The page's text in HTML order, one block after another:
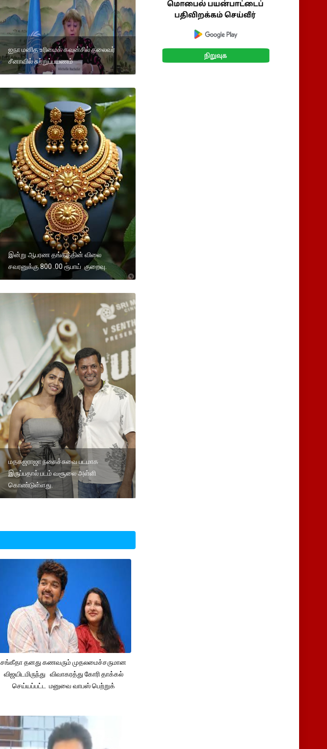
ஐநா மனித உரிமைக் கவுன்சில் தலைவர்
சீனாவில் சுற்றுப்பயணம்
இன்று ஆபரண தங்கத்தின் விலை
சவரனுக்கு 800 .00 ரூபாய் குறைவு.
மதகஜராஜா நகைச்சுவை படமாக
இருப்பதால் படம் வசூலை அள்ளி
கொண்டுள்ளது.
சங்கீதா தனது கணவரும் முதலமைச்சருமான
விஜயிடமிருந்து விவாகரத்து கோரி தாக்கல்
செய்யப்பட்ட மனுவை வாபஸ் பெற்றுக்